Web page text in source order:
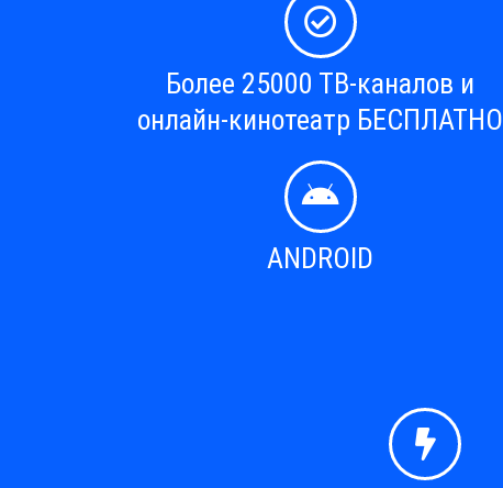
Более 25000 ТВ-каналов и
онлайн-кинотеатр БЕСПЛАТНО
ANDROID